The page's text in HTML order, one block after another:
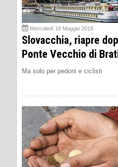
Mercoledì 18 Maggio 2016
Slovacchia, riapre
Ponte Vecchio di
Ma solo per pedoni e ciclisti